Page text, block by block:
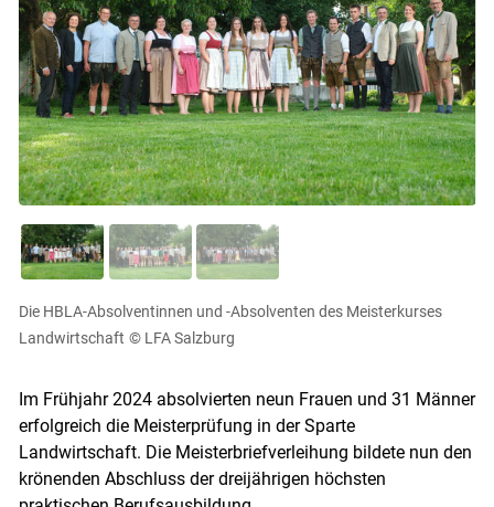
Die HBLA-Absolventinnen und -Absolventen des Meisterkurses
Landwirtschaft © LFA Salzburg
Im Frühjahr 2024 absolvierten neun Frauen und 31 Männer
erfolgreich die Meisterprüfung in der Sparte
Landwirtschaft. Die Meisterbriefverleihung bildete nun den
krönenden Abschluss der dreijährigen höchsten